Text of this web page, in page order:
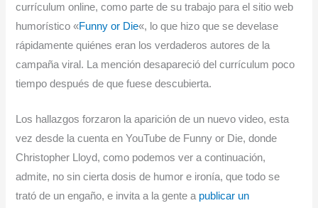
currículum online, como parte de su trabajo para el sitio web
humorístico «Funny or Die«, lo que hizo que se develase
rápidamente quiénes eran los verdaderos autores de la
campaña viral. La mención desapareció del currículum poco
tiempo después de que fuese descubierta.
Los hallazgos forzaron la aparición de un nuevo video, esta
vez desde la cuenta en YouTube de Funny or Die, donde
Christopher Lloyd, como podemos ver a continuación,
admite, no sin cierta dosis de humor e ironía, que todo se
trató de un engaño, e invita a la gente a publicar un